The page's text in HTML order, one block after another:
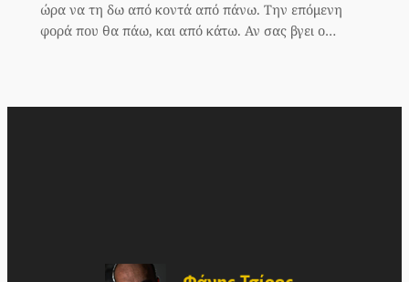
ώρα να τη δω από κοντά από πάνω. Την επόμενη
φορά που θα πάω, και από κάτω. Αν σας βγει ο…